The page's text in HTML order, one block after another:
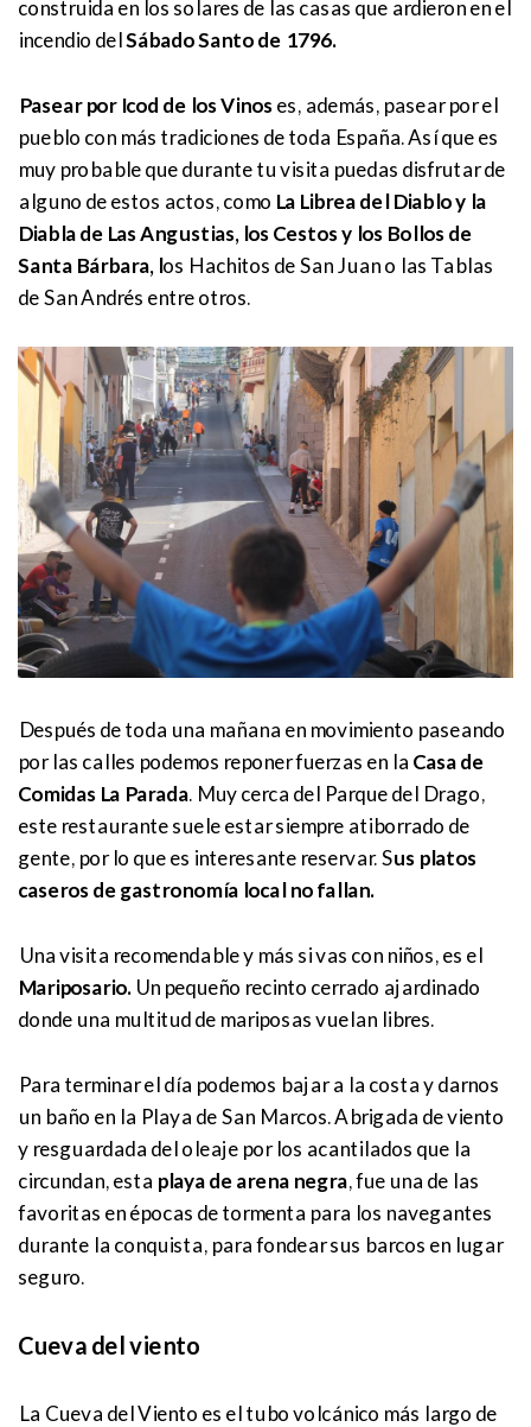
construida en los solares de las casas que ardieron en el
incendio delSábado Santo de 1796.
Pasear por Icod de los Vinoses, además, pasear por el
pueblo con más tradiciones de toda España. Así que es
muy probable que durante tu visita puedas disfrutar de
alguno de estos actos, como La Librea del Diablo y la
Diabla de Las Angustias, los Cestos y los Bollos de
Santa Bárbara, los Hachitos de San Juan o las Tablas
de San Andrés entre otros.
Después de toda una mañana en movimiento paseando
por las calles podemos reponer fuerzas en la Casa de
Comidas La Parada. Muy cerca del Parque del Drago,
este restaurante suele estar siempre atiborrado de
gente, por lo que es interesante reservar. Sus platos
caseros de gastronomía local no fallan.
Una visita recomendable y más si vas con niños, es el
Mariposario.Un pequeño recinto cerrado ajardinado
donde una multitud de mariposas vuelan libres.
Para terminar el día podemos bajar a la costa y darnos
un baño en la Playa de San Marcos. Abrigada de viento
y resguardada del oleaje por los acantilados que la
circundan, esta playa de arena negra, fue una de las
favoritas en épocas de tormenta para los navegantes
durante la conquista, para fondear sus barcos en lugar
seguro.
Cueva del viento
La Cueva del Viento es el tubo volcánico más largo de